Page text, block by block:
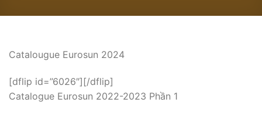
Catalougue Eurosun 2024
[dflip id=”6026″][/dflip]
Catalogue Eurosun 2022-2023 Phần 1